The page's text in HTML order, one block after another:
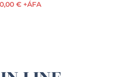
€ +ÁFA